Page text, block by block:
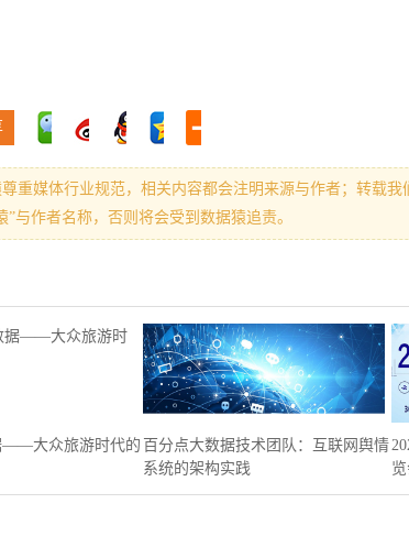
重媒体行业规范，相关内容都会注明来源与作者；转载我
”与作者名称，否则将会受到数据猿追责。
——大众旅游时代的 百分点大数据技术团队：互联网舆情
系统的架构实践